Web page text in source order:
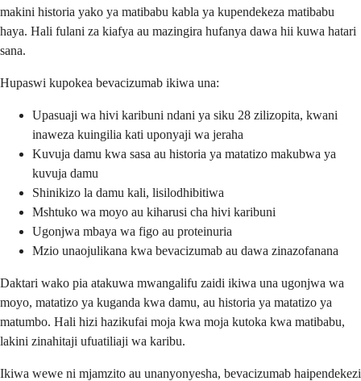
makini historia yako ya matibabu kabla ya kupendekeza matibabu
haya. Hali fulani za kiafya au mazingira hufanya dawa hii kuwa hatari
sana.
Hupaswi kupokea bevacizumab ikiwa una:
Upasuaji wa hivi karibuni ndani ya siku 28 zilizopita, kwani
inaweza kuingilia kati uponyaji wa jeraha
Kuvuja damu kwa sasa au historia ya matatizo makubwa ya
kuvuja damu
Shinikizo la damu kali, lisilodhibitiwa
Mshtuko wa moyo au kiharusi cha hivi karibuni
Ugonjwa mbaya wa figo au proteinuria
Mzio unaojulikana kwa bevacizumab au dawa zinazofanana
Daktari wako pia atakuwa mwangalifu zaidi ikiwa una ugonjwa wa
moyo, matatizo ya kuganda kwa damu, au historia ya matatizo ya
matumbo. Hali hizi hazikufai moja kwa moja kutoka kwa matibabu,
lakini zinahitaji ufuatiliaji wa karibu.
Ikiwa wewe ni mjamzito au unanyonyesha, bevacizumab haipendekezi